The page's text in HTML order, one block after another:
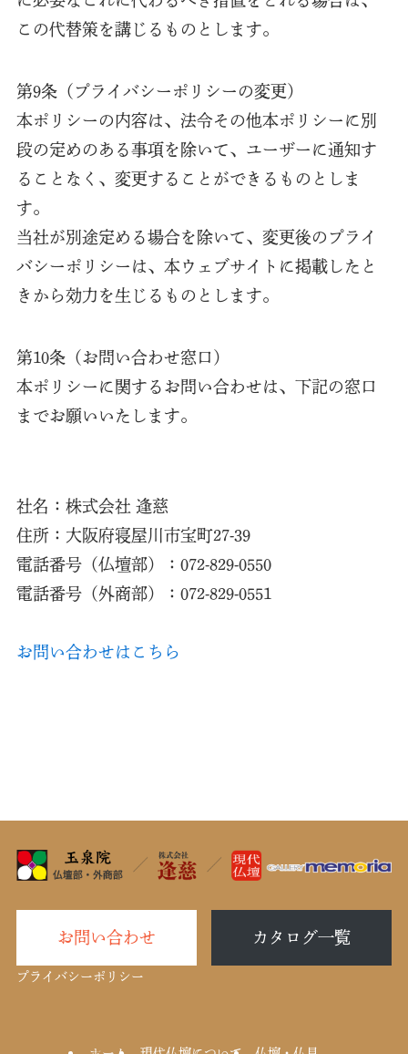
この代替策を講じるものとします。
第9条（プライバシーポリシーの変更）
本ポリシーの内容は、法令その他本ポリシーに別
段の定めのある事項を除いて、ユーザーに通知す
ることなく、変更することができるものとしま
す。
当社が別途定める場合を除いて、変更後のプライ
バシーポリシーは、本ウェブサイトに掲載したと
きから効力を生じるものとします。
第10条（お問い合わせ窓口）
本ポリシーに関するお問い合わせは、下記の窓口
までお願いいたします。
社名：株式会社 逢慈
住所：大阪府寝屋川市宝町27-39
電話番号（仏壇部）：072-829-0550
電話番号（外商部）：072-829-0551
お問い合わせはこちら
お問い合わせ カタログ一覧
プライバシーポリシー